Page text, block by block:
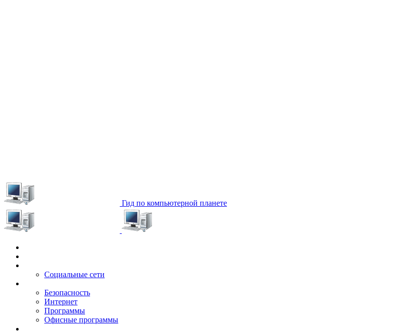
Гид по компьютерной планете
Социальные сети
Безопасность
Интернет
Программы
Офисные программы